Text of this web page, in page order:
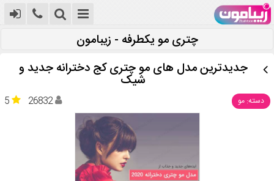
چتری مو یکطرفه - زیبامون
جدیدترین مدل های مو چتری کج دخترانه جدید و
شیک
دسته: مو 5 26832